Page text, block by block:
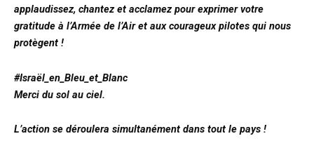
applaudissez, chantez et acclamez pour exprimer votre
gratitude à l’Armée de l’Air et aux courageux pilotes qui nous
protègent !
#Israël_en_Bleu_et_Blanc
Merci du sol au ciel.
L’action se déroulera simultanément dans tout le pays !